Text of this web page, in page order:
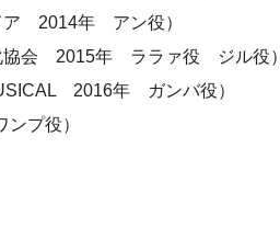
ア 2014年 アン役）
協会 2015年 ララァ役 ジル役）
2016年 ガンバ役）
プ役）